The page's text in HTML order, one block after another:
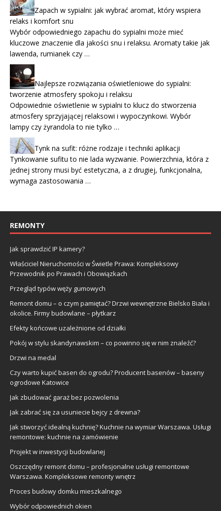
Zapach w sypialni: jak wybrać aromat, który wspiera
relaks i komfort snu
Wybór odpowiedniego zapachu do sypialni może mieć
kluczowe znaczenie dla jakości snu i relaksu. Aromaty takie jak
lawenda, rumianek czy …
Najlepsze rozwiązania oświetleniowe do sypialni:
tworzenie atmosfery spokoju i relaksu
Odpowiednie oświetlenie w sypialni to klucz do stworzenia
atmosfery sprzyjającej relaksowi i wypoczynkowi. Wybór
lampy czy żyrandola to nie tylko …
Tynk na sufit: różne rodzaje i techniki aplikacji
Tynkowanie sufitu to nie lada wyzwanie. Powierzchnia, która z
jednej strony musi być estetyczna, a z drugiej, funkcjonalna,
wymaga zastosowania …
REMONTY
Jak sprawdzić IP kamery?
Właściciel Nieruchomości w Świetle Prawa: Kompleksowy
Przewodnik po Prawach i Obowiązkach
Przegląd typów węży gumowych
Remont domu – o czym pamiętać? Drzwi wewnętrzne Bielsko Biała i
okolice. Firmy budowlane – płytkarz
Efekty końcowe uzależnione od działki
Pokój w stylu skandynawskim – co powinno się w nim znaleźć?
Drzwi na medal
Czy warto kupić basen do ogrodu? Producent basenów – baseny
ogrodowe Katowice
Jak zbudować garaż bez pozwolenia
Jak zabrać się za usuniecie bejcy z drewna?
Jak stworzyć idealną kuchnię? Kuchnie na wymiar Warszawa. Usługi
remontowe: kuchnie na zamówienie
Projekt w inwestycji budowlanej
Oszczędny remont domu – profesjonalne usługi remontowe
Warszawa. Kompleksowe remonty wnętrz
Proces budowy domku mieszkalnego
Wybór odpowiednich okien